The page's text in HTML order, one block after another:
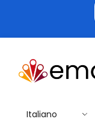
Italiano